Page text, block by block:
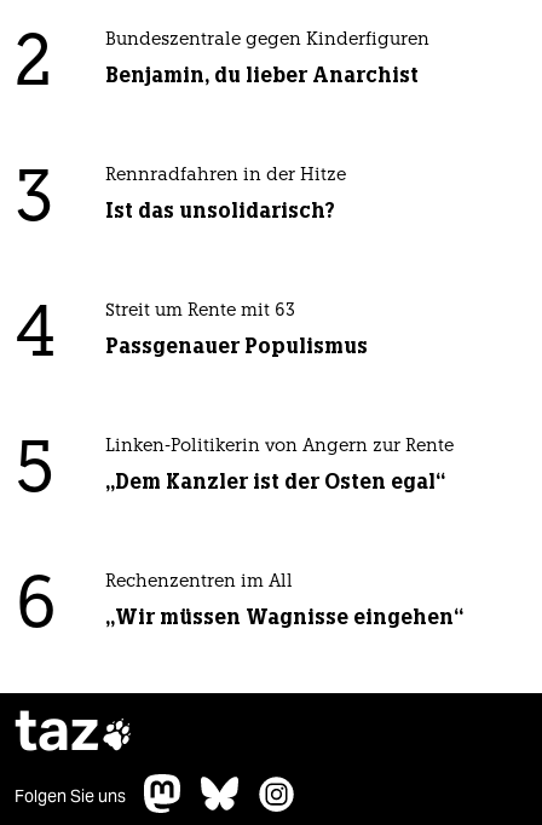
2 Bundeszentrale gegen Kinderfiguren
Benjamin, du lieber Anarchist
3 Rennradfahren in der Hitze
Ist das unsolidarisch?
4 Streit um Rente mit 63
Passgenauer Populismus
5 Linken-Politikerin von Angern zur Rente
„Dem Kanzler ist der Osten egal“
6 Rechenzentren im All
„Wir müssen Wagnisse eingehen“
taz
Folgen Sie uns